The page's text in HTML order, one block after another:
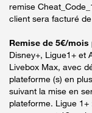
remise
client sera facturé
Remise de 5€/
Disney+, Ligue1+ et
Livebox Max, avec
plateforme (s) en
suivant la mise en
plateforme. Ligue